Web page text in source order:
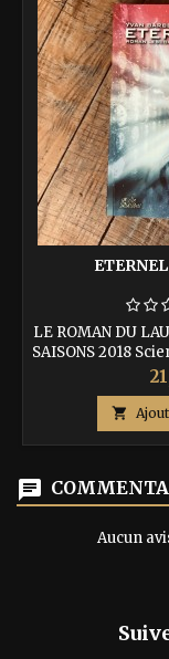
LE ROMAN DU
SAISONS 2018
de l’infini
d’un
dodécaèdre
perceptions de
mêle à celle de

chat
Aucun